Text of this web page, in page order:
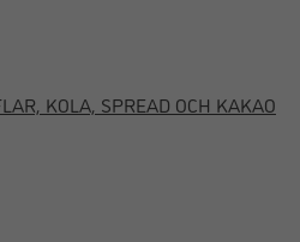
KOLA, SPREAD OCH KAKAO